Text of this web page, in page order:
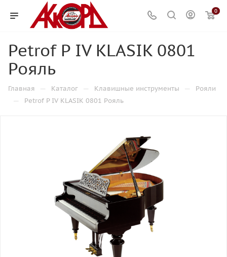
0
Petrof P IV KLASIK 0801
Рояль
Главная — Каталог — Клавишные инструменты — Рояли
— Petrof P IV KLASIK 0801 Рояль